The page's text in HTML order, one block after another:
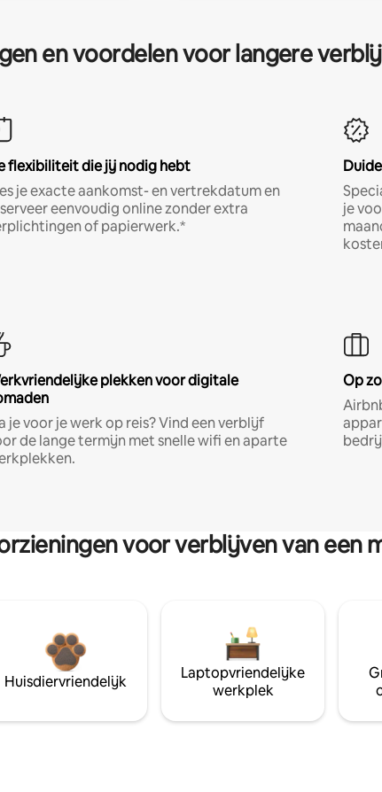
en voordelen voor langere
flexibiliteit die jij nodig hebt
je exacte aankomst- en vertrekdatum en
eenvoudig online zonder extra
of papierwerk.*
je
plekken voor digitale
je voor je werk op reis? Vind een verblijf
de lange termijn met snelle wifi en aparte
Op
voor verblijven van een
Huisdiervriendelijk
Laptopvriendelijke
werkplek